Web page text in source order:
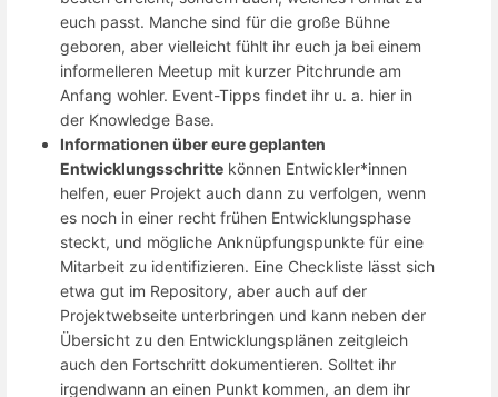
euch passt. Manche sind für die große Bühne
geboren, aber vielleicht fühlt ihr euch ja bei einem
informelleren Meetup mit kurzer Pitchrunde am
Anfang wohler. Event-Tipps findet ihr u. a. hier in
der Knowledge Base.
Informationen über eure geplanten
Entwicklungsschritte können Entwickler*innen
helfen, euer Projekt auch dann zu verfolgen, wenn
es noch in einer recht frühen Entwicklungsphase
steckt, und mögliche Anknüpfungspunkte für eine
Mitarbeit zu identifizieren. Eine Checkliste lässt sich
etwa gut im Repository, aber auch auf der
Projektwebseite unterbringen und kann neben der
Übersicht zu den Entwicklungsplänen zeitgleich
auch den Fortschritt dokumentieren. Solltet ihr
irgendwann an einen Punkt kommen, an dem ihr